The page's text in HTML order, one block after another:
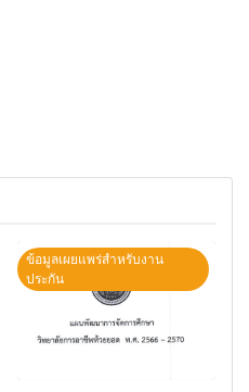
ข้อมูลเผยแพร่สำหรับงาน
ประกัน